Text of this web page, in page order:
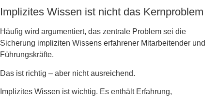
Implizites Wissen ist nicht das Kernproblem
Häufig wird argumentiert, das zentrale Problem sei die
Sicherung impliziten Wissens erfahrener Mitarbeitender und
Führungskräfte.
Das ist richtig – aber nicht ausreichend.
Implizites Wissen ist wichtig. Es enthält Erfahrung,